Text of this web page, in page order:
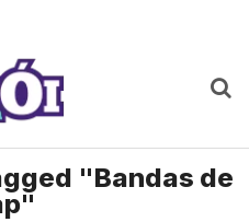
"Bandas de